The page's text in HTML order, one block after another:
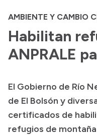
Archivo de noticias
Transparencia
Presupuesto
Boletín Oficial
AMBIENTE Y CAMBIO
Habilitan
ANPRALE
El Gobierno de Río
de El Bolsón y
certificados de
refugios de